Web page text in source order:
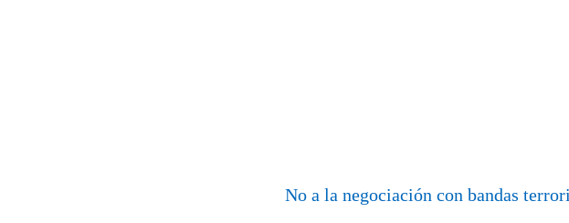
No a la negociación con bandas